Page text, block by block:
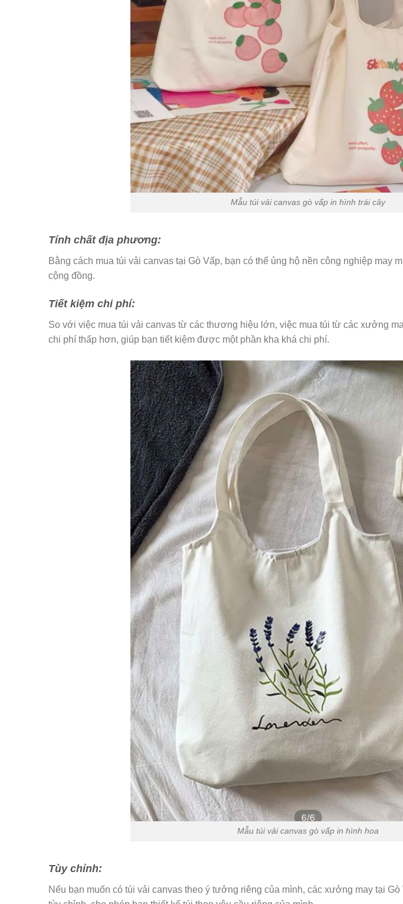
Mẫu túi vải canvas gò vấp in hình trái cây
Tính chất địa phương:
Bằng cách mua túi vải canvas tại Gò Vấp, bạn có thể ủng hộ nền công nghiệp may
cộng đồng.
Tiết kiệm chi phí:
So với việc mua túi vải canvas từ các thương hiệu lớn, việc mua túi từ các xưởng
chi phí thấp hơn, giúp bạn tiết kiệm được một phần kha khá chi phí.
Mẫu túi vải canvas gò vấp in hình hoa
Tùy chỉnh:
Nếu bạn muốn có túi vải canvas theo ý tưởng riêng của mình, các xưởng may tại